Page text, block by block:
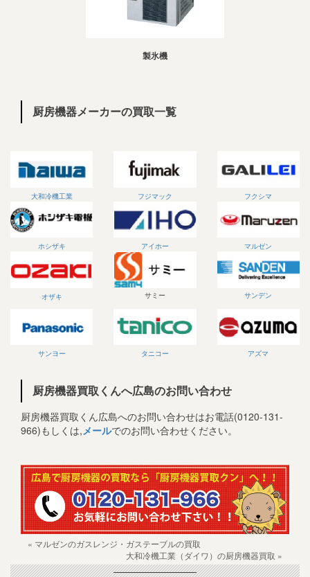
製氷機
厨房機器メーカーの買取一覧
大和冷機工業 フジマック フクシマ
ホシザキ アイホー マルゼン
オザキ サミー サンデン
サンヨー タニコー アズマ
厨房機器買取くんへ広島のお問い合わせ
厨房機器買取くん広島へのお問い合わせはお電話(0120-131-
966)もしくは,メールでのお問い合わせください。
« マルゼンのガスレンジ・ガステーブルの買取
大和冷機工業（ダイワ）の厨房機器買取 »